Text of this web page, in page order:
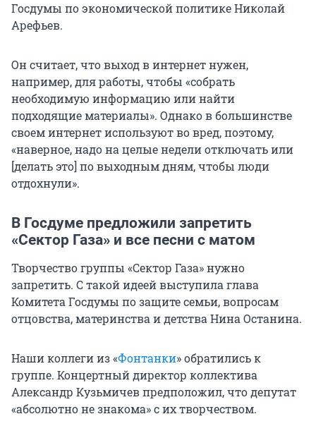
Госдумы по экономической политике Николай
Арефьев.
Он считает, что выход в интернет нужен,
например, для работы, чтобы «собрать
необходимую информацию или найти
подходящие материалы». Однако в большинстве
своем интернет используют во вред, поэтому,
«наверное, надо на целые недели отключать или
[делать это] по выходным дням, чтобы люди
отдохнули».
В Госдуме предложили запретить
«Сектор Газа» и все песни с матом
Творчество группы «Сектор Газа» нужно
запретить. С такой идеей выступила глава
Комитета Госдумы по защите семьи, вопросам
отцовства, материнства и детства Нина Останина.
Наши коллеги из «Фонтанки» обратились к
группе. Концертный директор коллектива
Александр Кузьмичев предположил, что депутат
«абсолютно не знакома» с их творчеством.